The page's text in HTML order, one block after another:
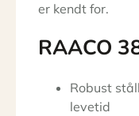
er kendt for.
RAACO
Robust
levetid